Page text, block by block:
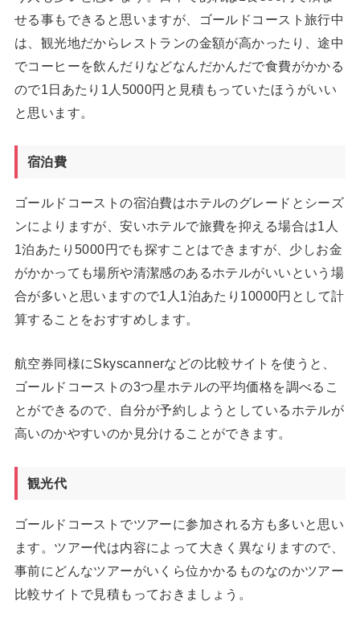
せる事もできると思いますが、ゴールドコースト旅行中
は、観光地だからレストランの金額が高かったり、途中
でコーヒーを飲んだりなどなんだかんだで食費がかかる
ので1日あたり1人5000円と見積もっていたほうがいい
と思います。
宿泊費
ゴールドコーストの宿泊費はホテルのグレードとシーズ
ンによりますが、安いホテルで旅費を抑える場合は1人
1泊あたり5000円でも探すことはできますが、少しお金
がかかっても場所や清潔感のあるホテルがいいという場
合が多いと思いますので1人1泊あたり10000円として計
算することをおすすめします。
航空券同様にSkyscannerなどの比較サイトを使うと、
ゴールドコーストの3つ星ホテルの平均価格を調べるこ
とができるので、自分が予約しようとしているホテルが
高いのかやすいのか見分けることができます。
観光代
ゴールドコーストでツアーに参加される方も多いと思い
ます。ツアー代は内容によって大きく異なりますので、
事前にどんなツアーがいくら位かかるものなのかツアー
比較サイトで見積もっておきましょう。